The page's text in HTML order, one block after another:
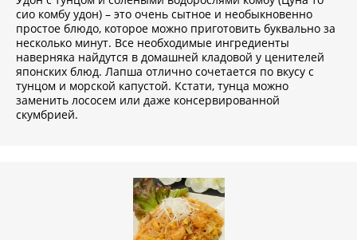
Купить кунжутное масло Daesang и другие качественные
продукты питания из Кореи можно в интернет-магазине
KorShop.ru. На нашем сайте представлены отличные
азиатские товары, которые помогут Вам питаться не
только вкусно, но и с пользой для здоровья.
Срок годности 18 месяцев, хранить при комнатной
сио комбу удон) – это очень сытное и необыкновенно
простое блюдо, которое можно приготовить буквально за
несколько минут. Все необходимые ингредиенты
наверняка найдутся в домашней кладовой у ценителей
японских блюд. Лапша отлично сочетается по вкусу с
тунцом и морской капустой. Кстати, тунца можно
заменить лососем или даже консервированной
скумбрией.